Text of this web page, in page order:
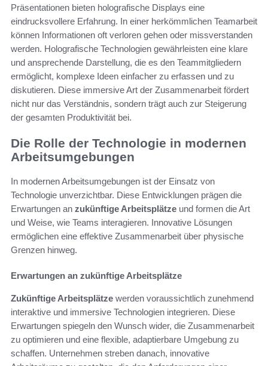
Präsentationen bieten holografische Displays eine
eindrucksvollere Erfahrung. In einer herkömmlichen Teamarbeit
können Informationen oft verloren gehen oder missverstanden
werden. Holografische Technologien gewährleisten eine klare
und ansprechende Darstellung, die es den Teammitgliedern
ermöglicht, komplexe Ideen einfacher zu erfassen und zu
diskutieren. Diese immersive Art der Zusammenarbeit fördert
nicht nur das Verständnis, sondern trägt auch zur Steigerung
der gesamten Produktivität bei.
Die Rolle der Technologie in modernen
Arbeitsumgebungen
In modernen Arbeitsumgebungen ist der Einsatz von
Technologie unverzichtbar. Diese Entwicklungen prägen die
Erwartungen an zukünftige Arbeitsplätze und formen die Art
und Weise, wie Teams interagieren. Innovative Lösungen
ermöglichen eine effektive Zusammenarbeit über physische
Grenzen hinweg.
Erwartungen an zukünftige Arbeitsplätze
Zukünftige Arbeitsplätze werden voraussichtlich zunehmend
interaktive und immersive Technologien integrieren. Diese
Erwartungen spiegeln den Wunsch wider, die Zusammenarbeit
zu optimieren und eine flexible, adaptierbare Umgebung zu
schaffen. Unternehmen streben danach, innovative